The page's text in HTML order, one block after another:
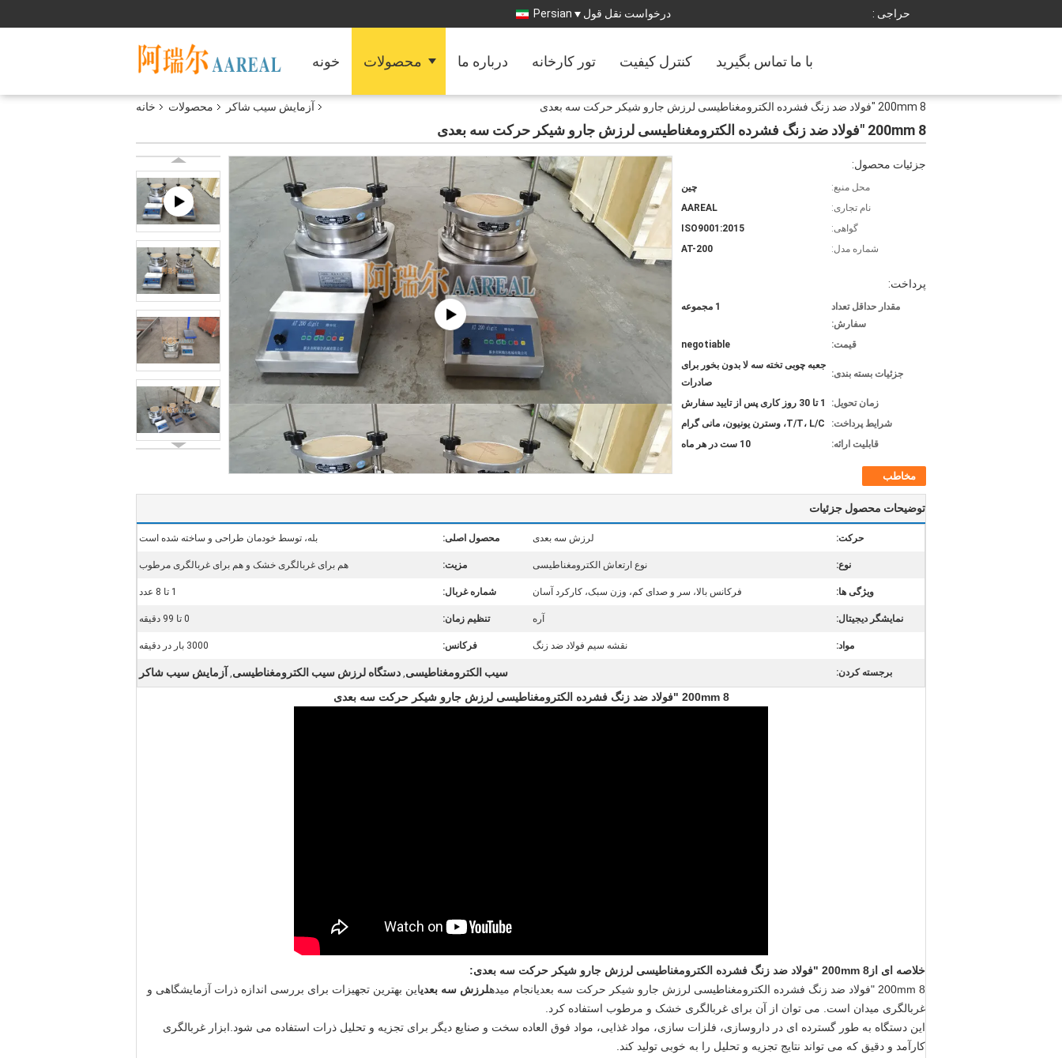
حراجی : درخواست نقل قول Persian
خونه محصولات درباره ما تور کارخانه کنترل کیفیت با ما تماس بگیرید
خانه محصولات آزمایش سیب شاکر 200mm 8 "فولاد ضد زنگ فشرده الکترومغناطیسی لرزش جارو شیکر حرکت سه بعدی
200mm 8 "فولاد ضد زنگ فشرده الکترومغناطیسی لرزش جارو شیکر حرکت سه بعدی
جزئیات محصول:
محل منبع:
چین
نام تجاری:
AAREAL
گواهی:
ISO9001:2015
شماره مدل:
AT-200
پرداخت:
مقدار حداقل تعداد
سفارش:
1 مجموعه
قیمت: negotiable
جزئیات بسته بندی:
جعبه چوبی تخته سه لا بدون بخور برای
صادرات
زمان تحویل:
1 تا 30 روز کاری پس از تایید سفارش
شرایط پرداخت:
T/T، L/C، وسترن یونیون، مانی گرام
قابلیت ارائه:
10 ست در هر ماه
مخاطب
توضیحات محصول جزئیات
حرکت: لرزش سه بعدی محصول اصلی: بله، توسط خودمان طراحی و ساخته شده است
نوع: نوع ارتعاش الکترومغناطیسی مزیت: هم برای غربالگری خشک و هم برای غربالگری مرطوب
ویژگی ها: فرکانس بالا، سر و صدای کم، وزن سبک، کارکرد آسان شماره غربال: 1 تا 8 عدد
نمایشگر دیجیتال: آره تنظیم زمان: 0 تا 99 دقیقه
مواد: نقشه سیم فولاد ضد زنگ فرکانس: 3000 بار در دقیقه
برجسته کردن: سیب الکترومغناطیسی, دستگاه لرزش سیب الکترومغناطیسی, آزمایش سیب شاکر
200mm 8 "فولاد ضد زنگ فشرده الکترومغناطیسی لرزش جارو شیکر حرکت سه بعدی
خلاصه ای از 200mm 8 "فولاد ضد زنگ فشرده الکترومغناطیسی لرزش جارو شیکر حرکت سه بعدی
:
200mm 8 "فولاد ضد زنگ فشرده الکترومغناطیسی لرزش جارو شیکر حرکت سه بعدی
انجام ميدهلرزش سه بعدیاین بهترین تجهیزات برای بررسی اندازه ذرات آزمایشگاهی و
غربالگری میدان است. می توان از آن برای غربالگری خشک و مرطوب استفاده کرد.
این دستگاه به طور گسترده ای در داروسازی، فلزات سازی، مواد غذایی، مواد فوق العاده سخت و صنایع دیگر برای تجزیه و تحلیل ذرات استفاده می شود.ابزار غربالگری
کارآمد و دقیق که می تواند نتایج تجزیه و تحلیل را به خوبی تولید کند.